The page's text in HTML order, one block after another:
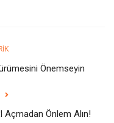
Önemseyin
Açmadan Önlem Alın!